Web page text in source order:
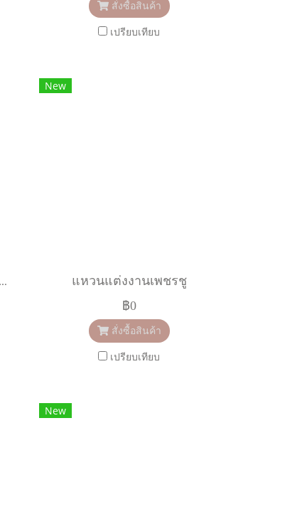
สั่งซื้อสินค้า
เปรียบเทียบ
New
แหวนแต่งงานเพชรชู
฿0
สั่งซื้อสินค้า
เปรียบเทียบ
New